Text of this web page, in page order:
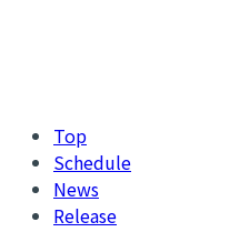
Top
Schedule
News
Release